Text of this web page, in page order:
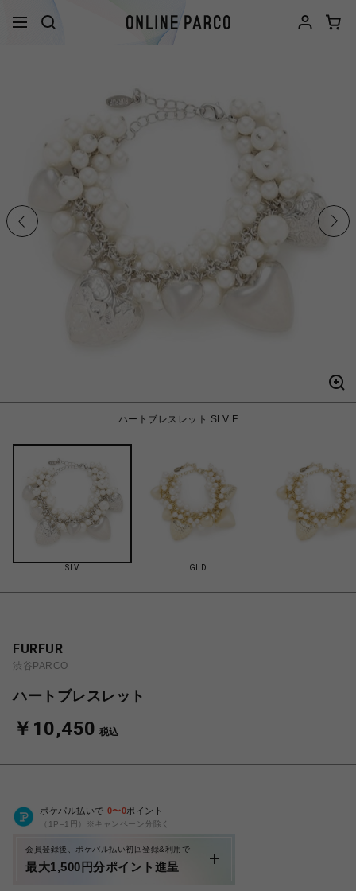
ハートブレスレット SLV F
SLV GLD
FURFUR
渋谷PARCO
ハートブレスレット
￥10,450 税込
ポケパル払いで 0〜0ポイント
（1P=1円）※キャンペーン分除く
会員登録後、ポケパル払い初回登録&利用で
最大1,500円分ポイント進呈